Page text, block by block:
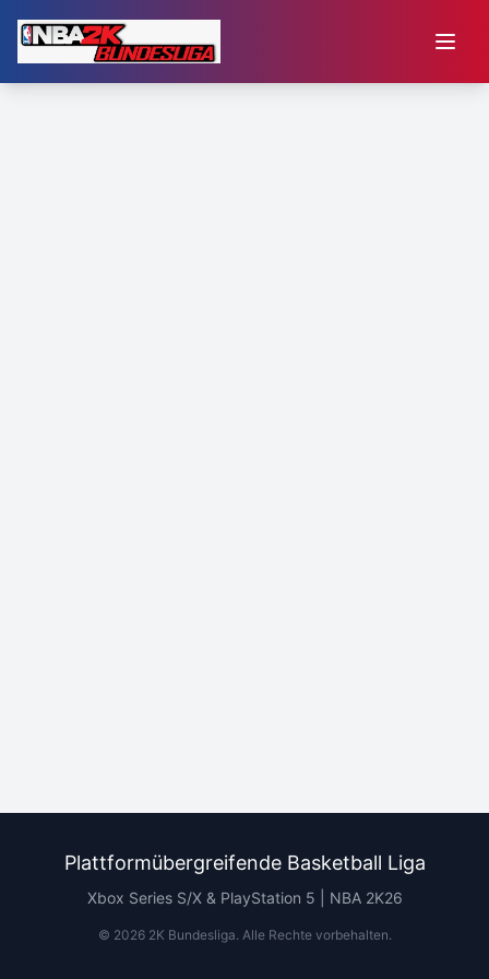
Plattformübergreifende Basketball Liga
Xbox Series S/X & PlayStation 5 | NBA 2K26
© 20262K Bundesliga. Alle Rechte vorbehalten.